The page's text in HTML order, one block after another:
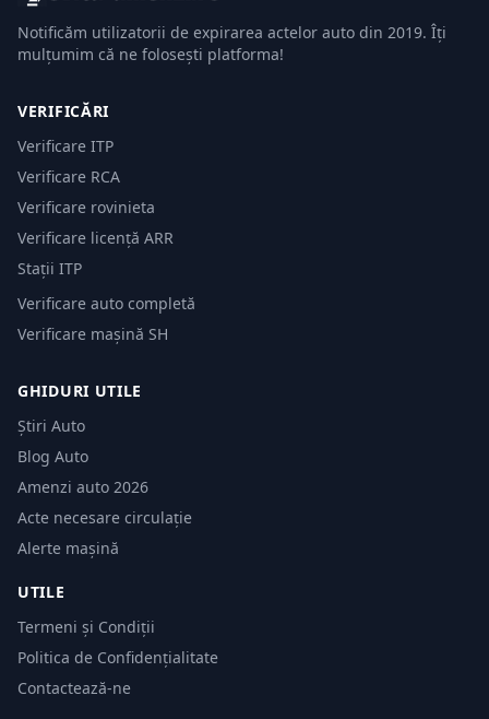
Notificăm utilizatorii de expirarea actelor auto din 2019. Îți
mulțumim că ne folosești platforma!
VERIFICĂRI
Verificare ITP
Verificare RCA
Verificare rovinieta
Verificare licență ARR
Stații ITP
Verificare auto completă
Verificare mașină SH
GHIDURI UTILE
Știri Auto
Blog Auto
Amenzi auto 2026
Acte necesare circulație
Alerte mașină
UTILE
Termeni și Condiții
Politica de Confidențialitate
Contactează-ne